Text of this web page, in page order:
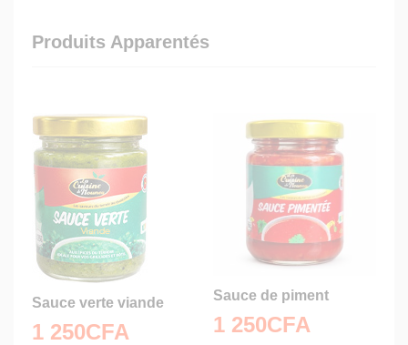
Produits Apparentés
Sauce verte viande
1 250CFA
Sauce de piment
1 250CFA